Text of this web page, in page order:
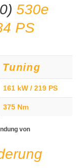
530e
PS
Tuning
161 kW / 219 PS
375 Nm
von